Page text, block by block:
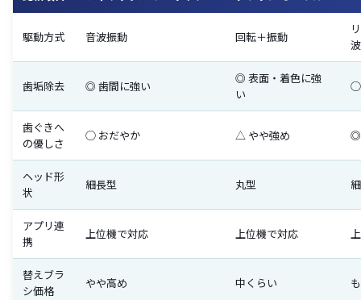
駆動方式 音波振動 回転＋振動
歯垢除去 ◎ 歯間に強い
◎ 表面・着色に強
い
◯
歯ぐきへ
の優しさ
◯ おだやか △ やや強め ◎
ヘッド形
状
細長型 丸型
アプリ連
携
上位機で対応 上位機で対応
替えブラ
シ価格
やや高め 中くらい